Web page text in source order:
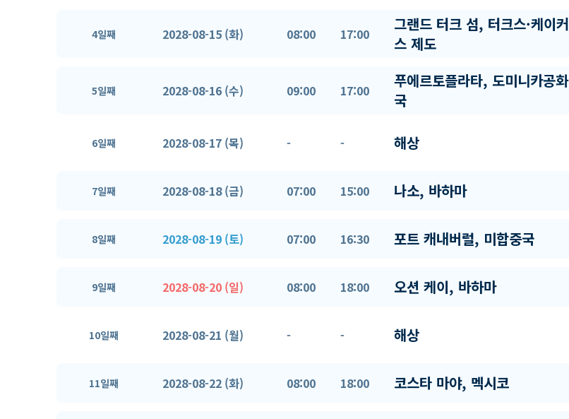
4일째 2028-08-15 (화) 08:00 17:00
그랜드 터크 섬, 터크스·케이커
스 제도
5일째 2028-08-16 (수) 09:00 17:00
푸에르토플라타, 도미니카공화
국
6일째 2028-08-17 (목) - - 해상
7일째 2028-08-18 (금) 07:00 15:00 나소, 바하마
8일째 2028-08-19 (토) 07:00 16:30 포트 캐내버럴, 미합중국
9일째 2028-08-20 (일) 08:00 18:00 오션 케이, 바하마
10일째 2028-08-21 (월) - - 해상
11일째 2028-08-22 (화) 08:00 18:00 코스타 마야, 멕시코